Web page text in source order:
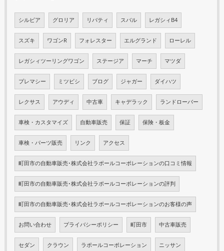
シルビア グロリア リバティ スバル レガシィB4
スズキ ワゴンR フォレスター エルグランド ローレル
レガシィツーリングワゴン ステージア マーチ マツダ
プレマシー ミツビシ ブログ ジャガー ダイハツ
レクサス アウディ 中古車 キャデラック ランドローバー
車検・カスタマイズ 自動車販売 保証 保険・板金
車検・パーツ販売 リンク アクセス
町田市の自動車販売･株式会社ラポールコーポレーションの口コミ情報
町田市の自動車販売･株式会社ラポールコーポレーションの評判
町田市の自動車販売･株式会社ラポールコーポレーションのお客様の声
お問い合わせ プライバシーポリシー 町田市 中古車販売
セダン クラウン ラポールコーポレーション ニッサン